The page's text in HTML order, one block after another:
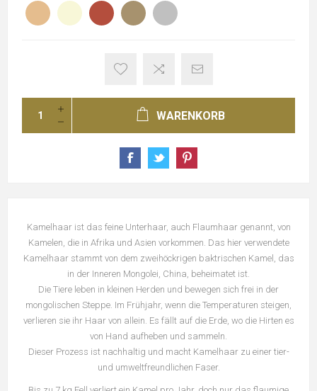
WARENKORB
Kamelhaar ist das feine Unterhaar, auch Flaumhaar genannt, von
Kamelen, die in Afrika und Asien vorkommen. Das hier verwendete
Kamelhaar stammt von dem zweihöckrigen baktrischen Kamel, das
in der Inneren Mongolei, China, beheimatet ist.
Die Tiere leben in kleinen Herden und bewegen sich frei in der
mongolischen Steppe. Im Frühjahr, wenn die Temperaturen steigen,
verlieren sie ihr Haar von allein. Es fällt auf die Erde, wo die Hirten es
von Hand aufheben und sammeln.
Dieser Prozess ist nachhaltig und macht Kamelhaar zu einer tier-
und umweltfreundlichen Faser.